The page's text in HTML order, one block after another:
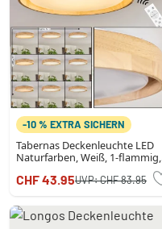
-10 % EXTRA SICHERN
Tabernas Deckenleuchte LED
Naturfarben, Weiß, 1-flammig,
CHF 43.95UVP:CHF 83.95